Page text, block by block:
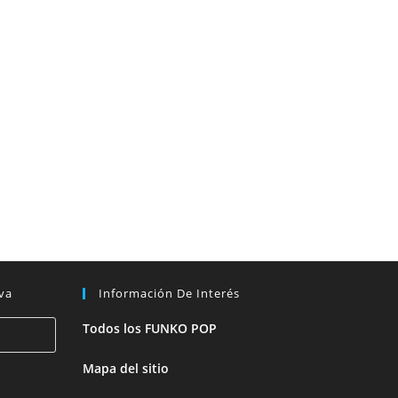
Información De Interés
Todos los FUNKO POP
Mapa del sitio